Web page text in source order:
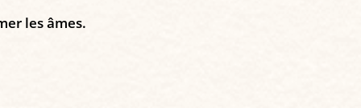
les âmes.